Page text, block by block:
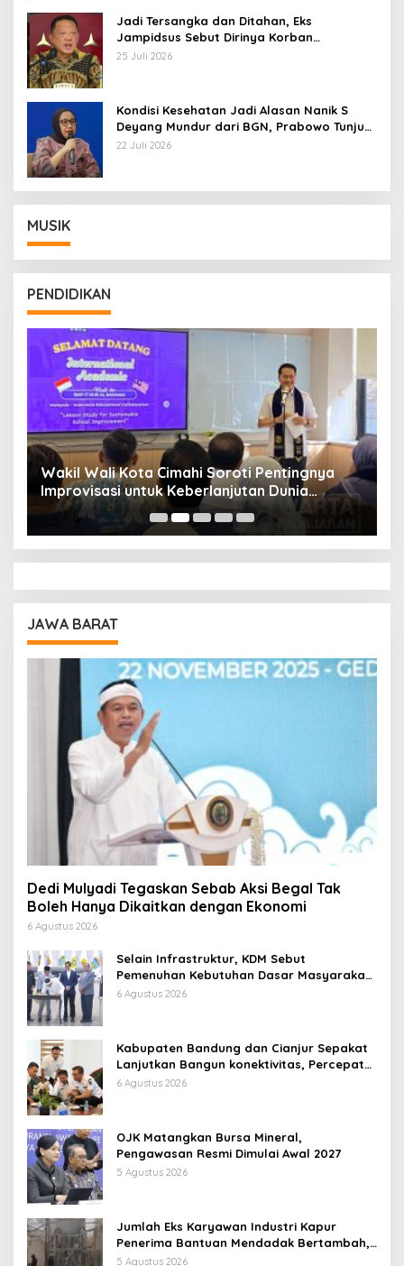
Jadi Tersangka dan Ditahan, Eks
Jampidsus Sebut Dirinya Korban
Kriminalisasi
25 Juli 2026
Kondisi Kesehatan Jadi Alasan Nanik S
Deyang Mundur dari BGN, Prabowo Tunjuk
Wamentan Sudaryono
22 Juli 2026
MUSIK
PENDIDIKAN
Wakil Wali Kota Cimahi Soroti Pentingnya
Improvisasi untuk Keberlanjutan Dunia
Pendidikan
JAWA BARAT
Dedi Mulyadi Tegaskan Sebab Aksi Begal Tak
Boleh Hanya Dikaitkan dengan Ekonomi
6 Agustus 2026
Selain Infrastruktur, KDM Sebut
Pemenuhan Kebutuhan Dasar Masyarakat
Jadi Fokus APBD Jabar 2027
6 Agustus 2026
Kabupaten Bandung dan Cianjur Sepakat
Lanjutkan Bangun konektivitas, Percepat
Pertumbuhan Ekonomi Daerah
6 Agustus 2026
OJK Matangkan Bursa Mineral,
Pengawasan Resmi Dimulai Awal 2027
5 Agustus 2026
Jumlah Eks Karyawan Industri Kapur
Penerima Bantuan Mendadak Bertambah,
KDM: Kita Identifikasi
5 Agustus 2026